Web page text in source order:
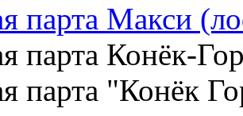
парта Макси
парта Конёк-
парта "Конёк